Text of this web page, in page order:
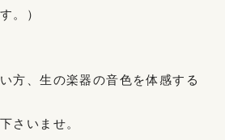
。）
方、生の楽器の音色を体感する
さいませ。